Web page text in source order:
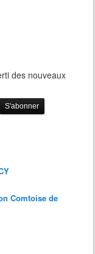
des nouveaux
Comtoise de